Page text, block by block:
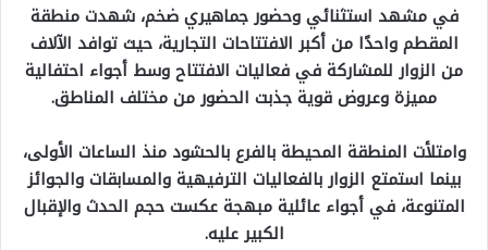
في مشهد استثنائي وحضور جماهيري ضخم، شهدت منطقة
المقطم واحدًا من أكبر الافتتاحات التجارية، حيث توافد الآلاف
من الزوار للمشاركة في فعاليات الافتتاح وسط أجواء احتفالية
مميزة وعروض قوية جذبت الحضور من مختلف المناطق.
وامتلأت المنطقة المحيطة بالفرع بالحشود منذ الساعات الأولى،
بينما استمتع الزوار بالفعاليات الترفيهية والمسابقات والجوائز
المتنوعة، في أجواء عائلية مبهجة عكست حجم الحدث والإقبال
الكبير عليه.